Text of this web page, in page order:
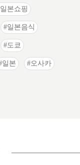
일본쇼핑
일본음식
도쿄
일본 오사카